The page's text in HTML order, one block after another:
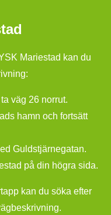
Mariestad kan du
väg 26 norrut.
hamn och fortsätt
Guldstjärnegatan.
på din högra sida.
kan du söka efter